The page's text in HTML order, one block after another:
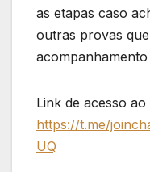
as etapas caso
outras provas
Link de acesso
https://t.me/
UQ